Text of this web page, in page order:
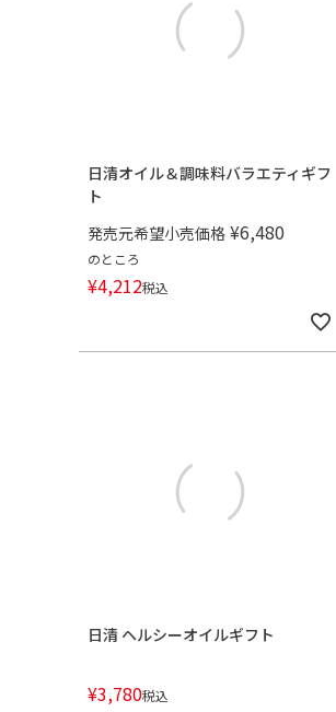
日清オイル＆調味料バラエティギフ
ト
発売元希望小売価格 ¥6,480
のところ
¥4,212税込
日清 ヘルシーオイルギフト
¥3,780税込